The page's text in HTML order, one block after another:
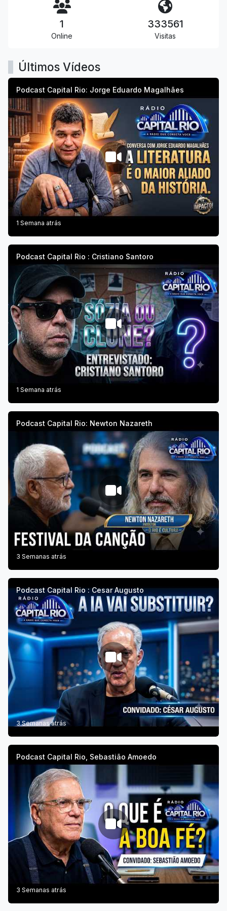
1
Online
333561
Visitas
Últimos Vídeos
Podcast Capital Rio: Jorge Eduardo Magalhães
1 Semana atrás
Podcast Capital Rio : Cristiano Santoro
1 Semana atrás
Podcast Capital Rio: Newton Nazareth
3 Semanas atrás
Podcast Capital Rio : Cesar Augusto
3 Semanas atrás
Podcast Capital Rio, Sebastião Amoedo
3 Semanas atrás